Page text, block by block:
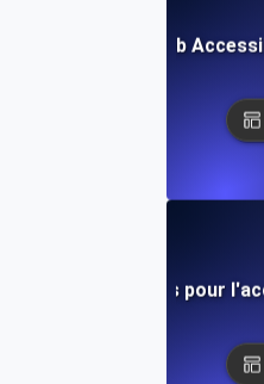
Web
Lignes directrices pour